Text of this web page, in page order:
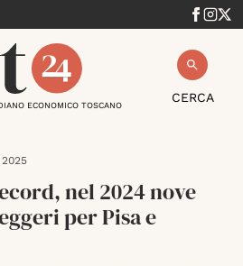
CERCA
ECONOMICO TOSCANO
nel 2024 nove
per Pisa e